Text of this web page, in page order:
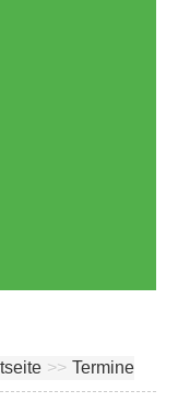
>> Termine